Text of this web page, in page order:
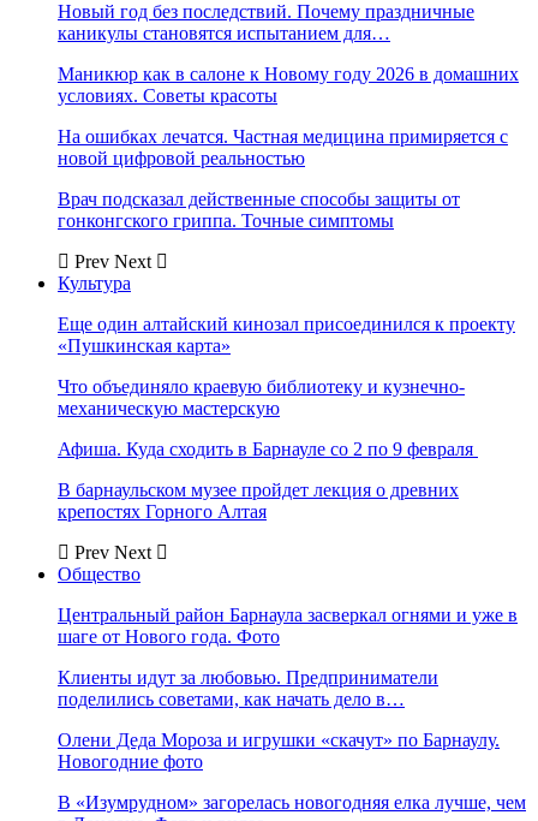
Новый год без последствий. Почему праздничные
каникулы становятся испытанием для…
Маникюр как в салоне к Новому году 2026 в домашних
условиях. Советы красоты
На ошибках лечатся. Частная медицина примиряется с
новой цифровой реальностью
Врач подсказал действенные способы защиты от
гонконгского гриппа. Точные симптомы
Prev Next
Культура
Еще один алтайский кинозал присоединился к проекту
«Пушкинская карта»
Что объединяло краевую библиотеку и кузнечно-
механическую мастерскую
Афиша. Куда сходить в Барнауле со 2 по 9 февраля
В барнаульском музее пройдет лекция о древних
крепостях Горного Алтая
Prev Next
Общество
Центральный район Барнаула засверкал огнями и уже в
шаге от Нового года. Фото
Клиенты идут за любовью. Предприниматели
поделились советами, как начать дело в…
Олени Деда Мороза и игрушки «скачут» по Барнаулу.
Новогодние фото
В «Изумрудном» загорелась новогодняя елка лучше, чем